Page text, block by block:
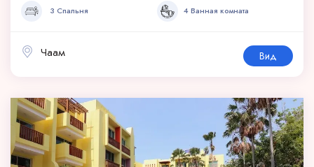
3 Спальня 4 Ванная комната
Чаам Вид